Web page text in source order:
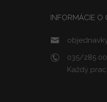
INFORMÁCIE O
035/285 00
Každý